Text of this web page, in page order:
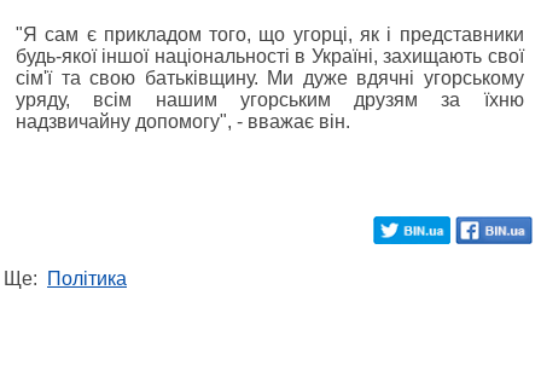
"Я сам є прикладом того, що угорці, як і представники
будь-якої іншої національності в Україні, захищають свої
сім'ї та свою батьківщину. Ми дуже вдячні угорському
уряду, всім нашим угорським друзям за їхню
надзвичайну допомогу", - вважає він.
Ще: Політика